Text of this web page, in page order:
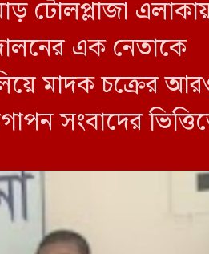
ইরানের জাতীয় ঐক্য ও
টোলপ্লাজা
এক নেতাকে
মাদক চক্রের
সংবাদের